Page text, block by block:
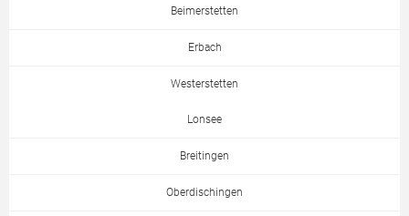
Beimerstetten
Erbach
Westerstetten
Lonsee
Breitingen
Oberdischingen